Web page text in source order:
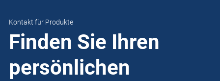
Kontakt für Produkte
Finden Sie Ihren
persönlichen